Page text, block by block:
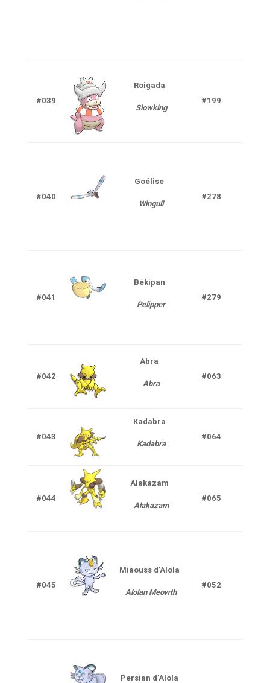
#039
Roigada
Slowking
#199
#040
Goélise
Wingull
#278
#041
Békipan
Pelipper
#279
#042
Abra
Abra
#063
#043
Kadabra
Kadabra
#064
#044
Alakazam
Alakazam
#065
#045
Miaouss d’Alola
Alolan Meowth
#052
Persian d’Alola